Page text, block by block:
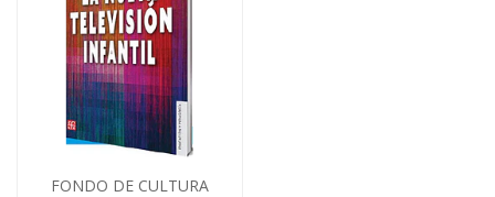
FONDO DE CULTURA